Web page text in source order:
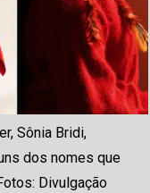
Sônia Bridi,
dos nomes que
Divulgação